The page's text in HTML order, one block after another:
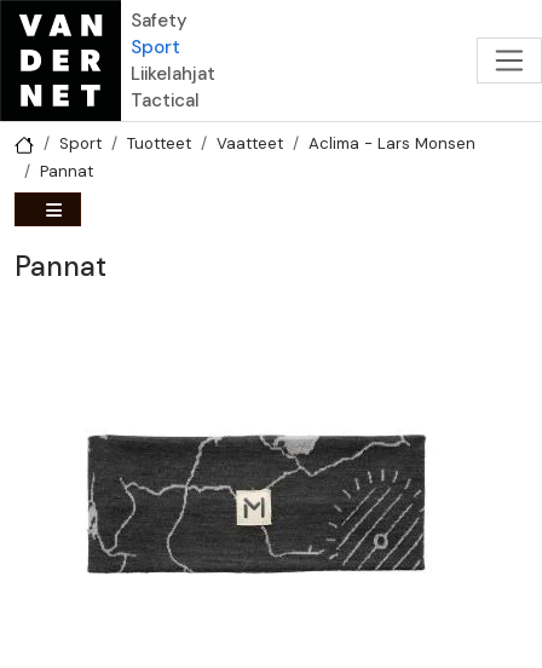
Hyppää pääsisältöön
Safety
Sport
Liikelahjat
Tactical
Sport Tuotteet Vaatteet
Aclima - Lars Monsen
Pannat
Pannat